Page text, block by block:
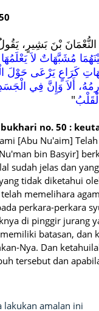
النُّعْمَانَ بْنَ
مُشَبَّهَاتٌ لاَ
كَرَاعٍ يَرْعَى حَوْلَ
أَلاَ وَإِنَّ فِي
" ‏
no. 50 :
[Abu Nu'aim]
bin Basyir]
sudah jelas dan
tidak diketahui
memelihara
perkara-perkara
di pinggir jurang
batasan,
Nya. Dan
tersebut dan
lakukan amalan ini